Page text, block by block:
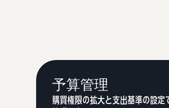
予算管理
購買権限の拡大と支出基準の設定